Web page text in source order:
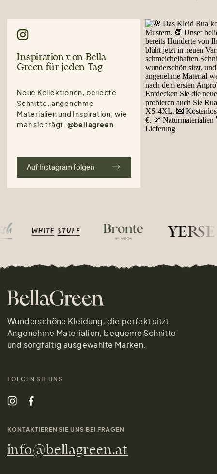
Inspiration von Bella
Green für jeden Tag
Neue Kollektionen, beliebte
Schnitte, angenehme
Materialien und Inspiration, wie
man sie trägt. @bellagreen
Auf Instagram folgen
Wunderschöne Kleidung, die perfekt sitzt.
Angenehme Materialien, bequeme Schnitte
und sorgfältig ausgewählte Marken.
FOLGEN SIE UNS
KONTAKTIEREN SIE UNS BEI FRAGEN
info@bellagreen.at